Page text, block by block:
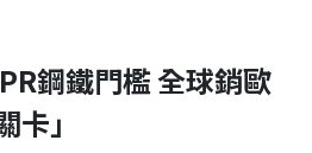
鋼鐵門檻 全球銷歐
」